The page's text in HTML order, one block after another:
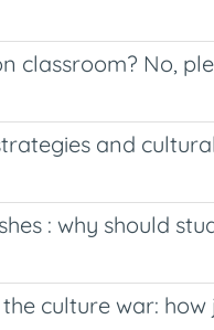
classroom? No,
and
: why should
culture war: